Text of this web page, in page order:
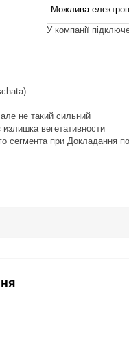
У компанії
не такий сильний
вегетативности
сегмента при Докладання